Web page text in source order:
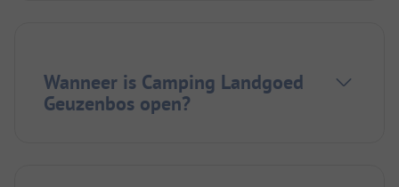
Wanneer is Camping Landgoed
Geuzenbos open?